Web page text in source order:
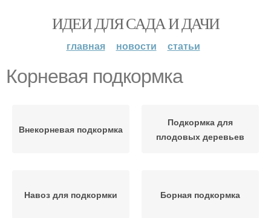
ИДЕИ ДЛЯ САДА И ДАЧИ
главная новости статьи
Корневая подкормка
Внекорневая подкормка
Подкормка для
плодовых деревьев
Навоз для подкормки Борная подкормка